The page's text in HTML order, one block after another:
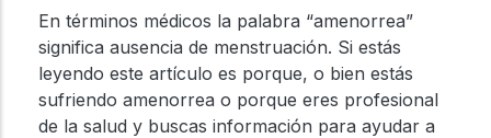
En términos médicos la palabra “amenorrea”
significa ausencia de menstruación. Si estás
leyendo este artículo es porque, o bien estás
sufriendo amenorrea o porque eres profesional
de la salud y buscas información para ayudar a